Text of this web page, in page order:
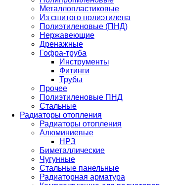
Металлопластиковые
Из сшитого полиэтилена
Полиэтиленовые (ПНД)
Нержавеющие
Дренажные
Гофра-труба
Инструменты
Фитинги
Трубы
Прочее
Полиэтиленовые ПНД
Стальные
Радиаторы отопления
Радиаторы отопления
Алюминиевые
НРЗ
Биметаллические
Чугунные
Стальные панельные
Радиаторная арматура